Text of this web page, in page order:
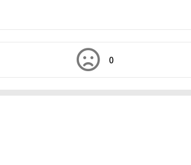
0